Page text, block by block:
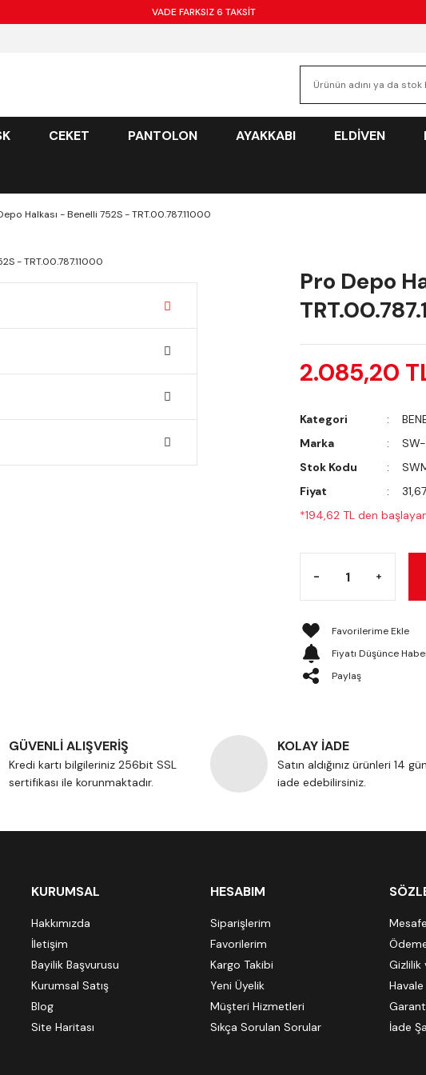
VADE FARKSIZ 6 TAKSİT
CEKET PANTOLON AYAKKABI ELDİVEN
Halkası - Benelli 752S - TRT.00.787.11000
Pro Depo
2.085,20
Kategori
Marka
SW-
Stok Kodu
Fiyat
*194,62 TL den
Fiyatı Düşünce
Paylaş
GÜVENLİ ALIŞVERİŞ
Kredi kartı bilgileriniz 256bit SSL
sertifikası ile korunmaktadır.
KOLAY İADE
Satın aldığınız ürünleri 14
iade edebilirsiniz.
KURUMSAL
Hakkımızda
İletişim
Bayilik Başvurusu
Kurumsal Satış
Blog
Site Haritası
HESABIM
Siparişlerim
Favorilerim
Kargo Takibi
Yeni Üyelik
Müşteri Hizmetleri
Sıkça Sorulan Sorular
Gizlilik
İade